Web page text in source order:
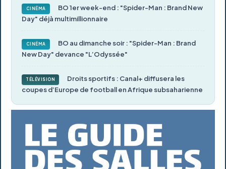
CINÉMA
BO 1er week-end : "Spider-Man : Brand New
Day" déjà multimillionnaire
CINÉMA
BO au dimanche soir : "Spider-Man : Brand
New Day" devance "L’Odyssée"
TÉLÉVISION
Droits sportifs : Canal+ diffusera les
coupes d’Europe de football en Afrique subsaharienne